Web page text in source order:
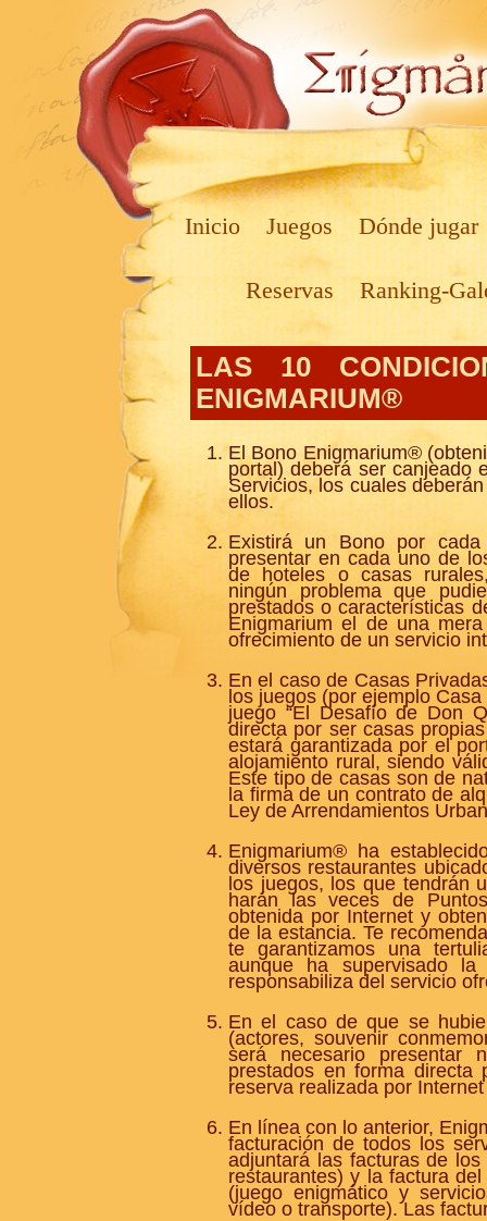
Inicio Juegos Dónde jugar
Reservas Ranking-
LAS 10
ENIGMARIUM®
El Bono Enigmarium®
portal) deberá ser canjeado
Servicios, los cuales
ellos.
Existirá un Bono por
presentar en cada uno de
de hoteles o casas
ningún problema que
prestados o características
Enigmarium el de una
ofrecimiento de un servicio
En el caso de Casas
los juegos (por ejemplo
juego “El Desafío de Don
directa por ser casas
estará garantizada por el
alojamiento rural, siendo
Este tipo de casas son de
la firma de un contrato de
Ley de Arrendamientos
Enigmarium® ha
diversos restaurantes
los juegos, los que tendrán
harán las veces de
obtenida por Internet y
de la estancia. Te
te garantizamos una
aunque ha supervisado
responsabiliza del servicio
En el caso de que se
(actores, souvenir
será necesario presentar
prestados en forma directa
reserva realizada por
En línea con lo anterior,
facturación de todos los
adjuntará las facturas de
restaurantes) y la factura
(juego enigmático y
vídeo o transporte). Las